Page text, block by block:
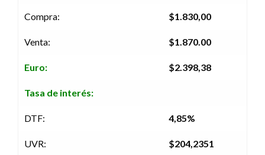
Compra: $1.830,00
Venta: $1.870.00
Euro: $2.398,38
Tasa de interés:
DTF: 4,85%
UVR: $204,2351